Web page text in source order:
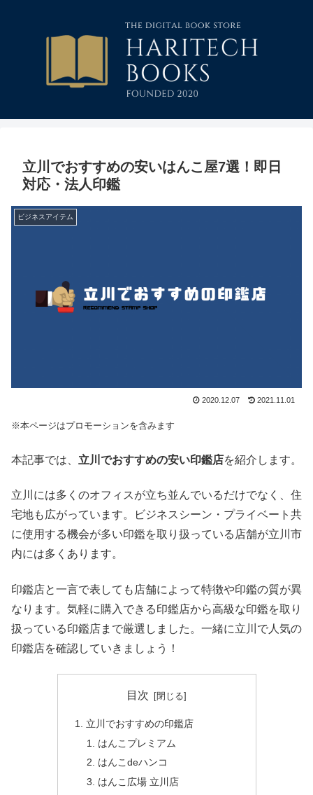
立川でおすすめの安いはんこ屋7選！即日
対応・法人印鑑
ビジネスアイテム
2020.12.07 2021.11.01
※本ページはプロモーションを含みます
本記事では、 立川でおすすめの安い印鑑店を紹介します。
立川には多くのオフィスが立ち並んでいるだけでなく、住
宅地も広がっています。ビジネスシーン・プライベート共
に使用する機会が多い印鑑を取り扱っている店舗が立川市
内には多くあります。
印鑑店と一言で表しても店舗によって特徴や印鑑の質が異
なります。気軽に購入できる印鑑店から高級な印鑑を取り
扱っている印鑑店まで厳選しました。一緒に立川で人気の
印鑑店を確認していきましょう！
目次
立川でおすすめの印鑑店
はんこプレミアム
はんこdeハンコ
はんこ広場 立川店